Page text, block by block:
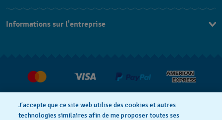
Informations sur l'entreprise
J’accepte que ce site web utilise des cookies et autres
technologies similaires afin de me proposer toutes ses